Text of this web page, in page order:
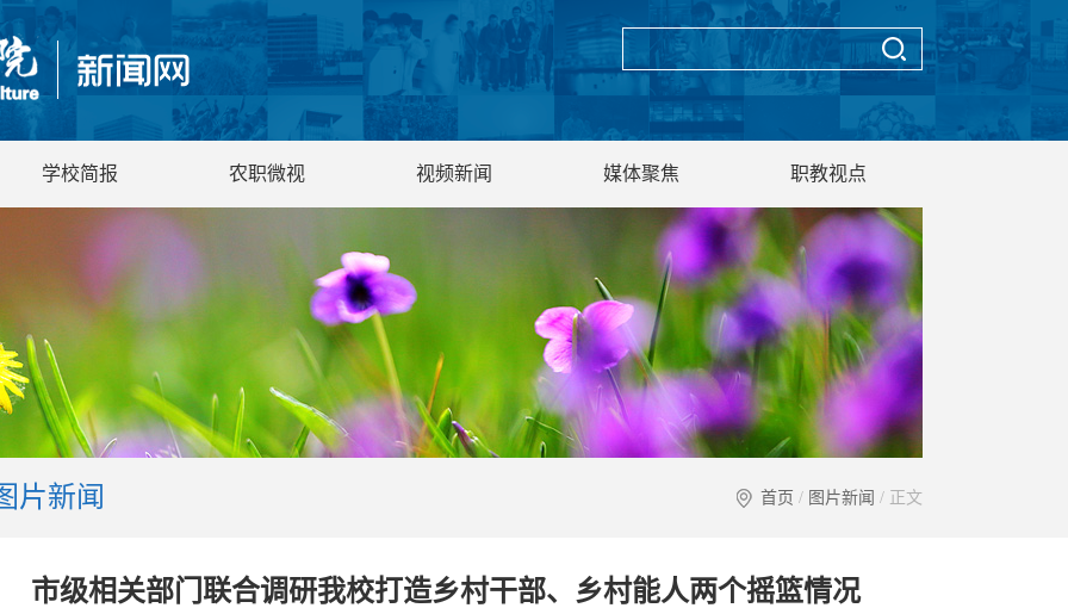
学校简报 农职微视 视频新闻 媒体聚焦 职教视点
片新闻 首页 / 图片新闻 / 正文
市级相关部门联合调研我校打造乡村干部、乡村能人两个摇篮情况